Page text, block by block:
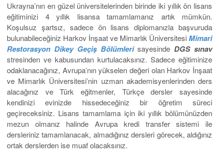
Ukrayna’nın en güzel üniversitelerinden birinde iki yıllık ön lisans
eğitiminizi 4 yıllık lisansa tamamlamanız artık mümkün.
Koşulsuz şartsız, sadece ön lisans diplomanızla başvuruda
bulunabileceğiniz Harkov İnşaat ve Mimarlık ÜniversitesiMimari
Restorasyon Dikey Geçiş Bölümlerisayesinde DGS sınav
stresinden ve kabusundan kurtulacaksınız. Sadece eğitiminize
odaklanacağınız, Avrupa’nın yükselen değeri olan Harkov İnşaat
ve Mimarlık Üniversitesi’nin uzman akademisyenlerinden ders
alacağınız ve Türk eğitmenler, Türkçe dersler sayesinde
kendinizi evinizde hissedeceğiniz bir öğretim süreci
geçireceksiniz. Lisans tamamlama için iki yıllık bölümünüzden
mezun olmanız halinde Avrupa kredi transfer sistemi ile
dersleriniz tamamlanacak, almadığınız dersleri görecek, aldığınız
ortak derslerden ise muaf olacaksınız.